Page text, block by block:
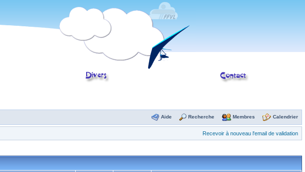
Aide Recherche Membres Calendrier
Recevoir à nouveau l'email de validation